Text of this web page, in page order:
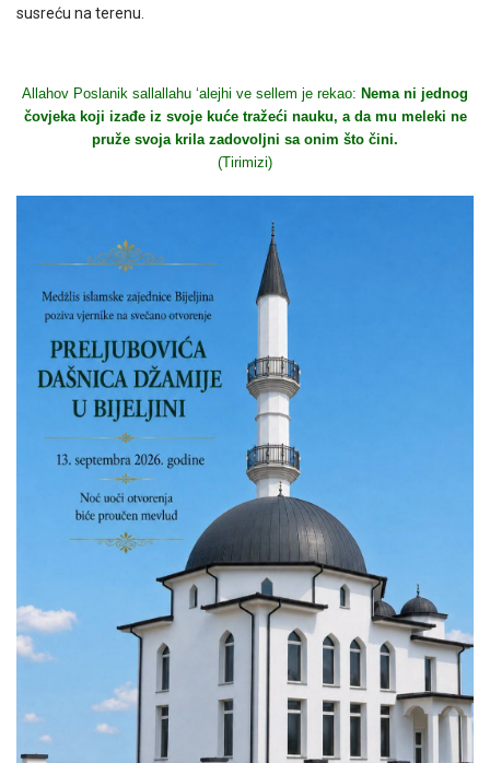
susreću na terenu.
Allahov Poslanik sallallahu ‘alejhi ve sellem je rekao: Nema ni jednog
čovjeka koji izađe iz svoje kuće tražeći nauku, a da mu meleki ne
pruže svoja krila zadovoljni sa onim što čini.
(Tirimizi)